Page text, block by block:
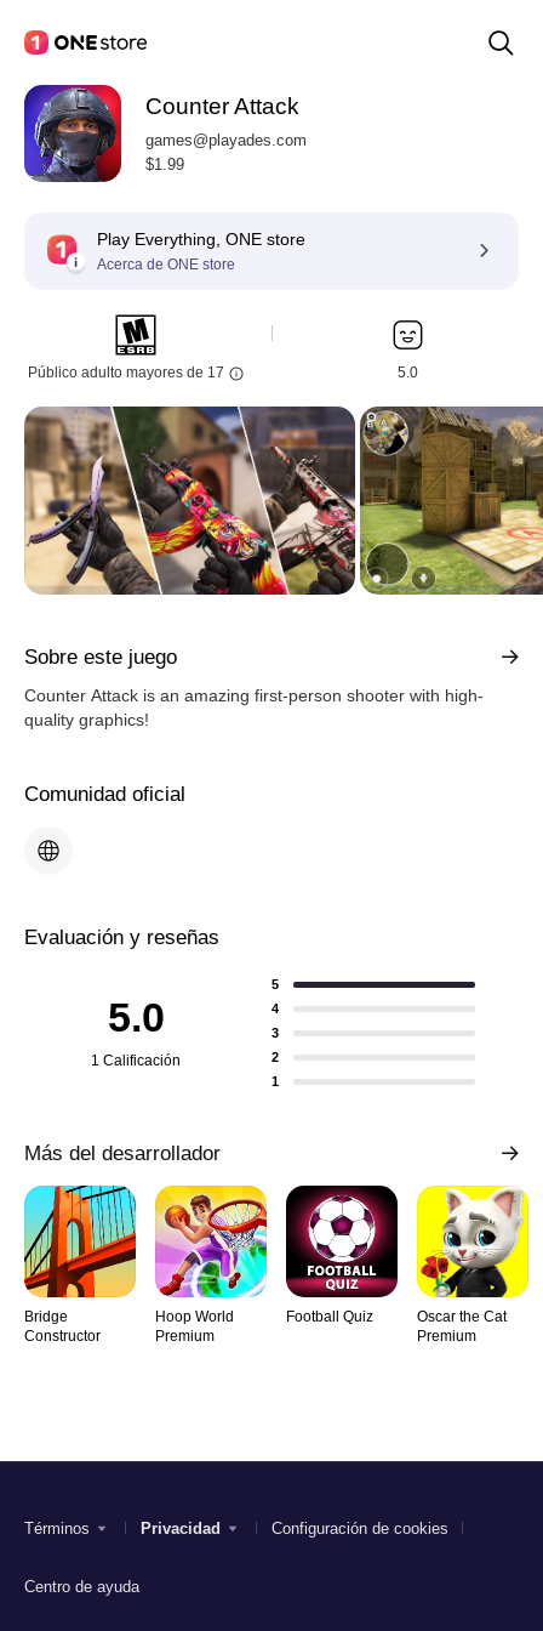
Counter Attack
games@playades.com
$1.99
Play Everything, ONE store
Acerca de ONE store
Público adulto mayores de 17 5.0
Sobre este juego
Counter Attack is an amazing first-person shooter with high-
quality graphics!
Comunidad oficial
Evaluación y reseñas
5.0
1 Calificación
5
4
3
2
1
Más del desarrollador
Bridge
Constructor
Hoop World
Premium
Football Quiz
Oscar the Cat
Premium
Términos Privacidad Configuración de cookies
Centro de ayuda